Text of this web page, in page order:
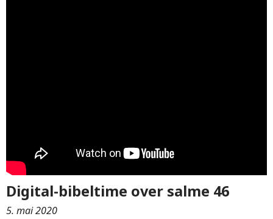
Digital-bibeltime over salme 46
5. mai 2020